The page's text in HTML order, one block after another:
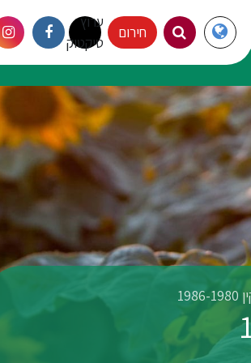
Langaugeחירום
ערוץ
טיקטוק
יזרעאל